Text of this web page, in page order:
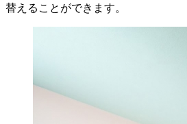
替えることができます。